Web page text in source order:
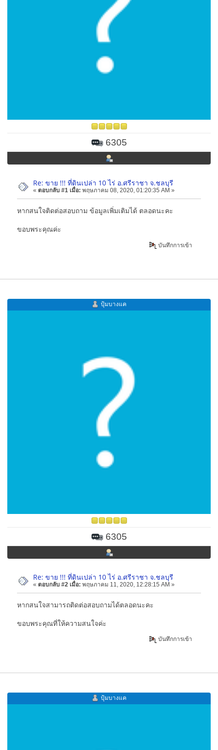
6305
Re: ขาย !!! ที่ดินเปล่า 10 ไร่ อ.ศรีราชา จ.ชลบุรี
« ตอบกลับ #1 เมื่อ: พฤษภาคม 08, 2020, 01:20:35 AM »
หากสนใจติดต่อสอบถาม ข้อมูลเพิ่มเติมได้ ตลอดนะคะ
ขอบพระคุณค่ะ
บันทึกการเข้า
ปุ้มบางแค
6305
Re: ขาย !!! ที่ดินเปล่า 10 ไร่ อ.ศรีราชา จ.ชลบุรี
« ตอบกลับ #2 เมื่อ: พฤษภาคม 11, 2020, 12:28:15 AM »
หากสนใจสามารถติดต่อสอบถามได้ตลอดนะคะ
ขอบพระคุณที่ให้ความสนใจค่ะ
บันทึกการเข้า
ปุ้มบางแค